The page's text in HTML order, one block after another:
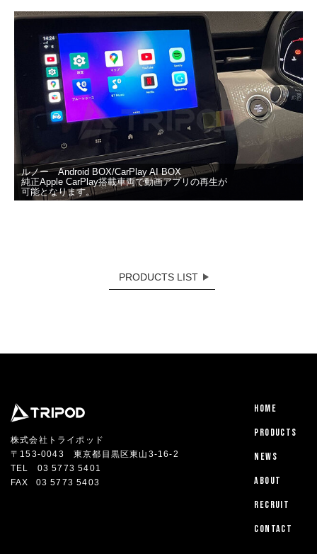
ルノー Android BOX/CarPlay AI BOX
純正Apple CarPlay搭載車両で動画アプリの再生が
可能となります。
PRODUCTS LIST
株式会社トライポッド
〒153-0043 東京都目黒区東山3-16-2
TEL
03 5773 5401
FAX
03 5773 5403
HOME
PRODUCTS
NEWS
ABOUT
RECRUIT
CONTACT